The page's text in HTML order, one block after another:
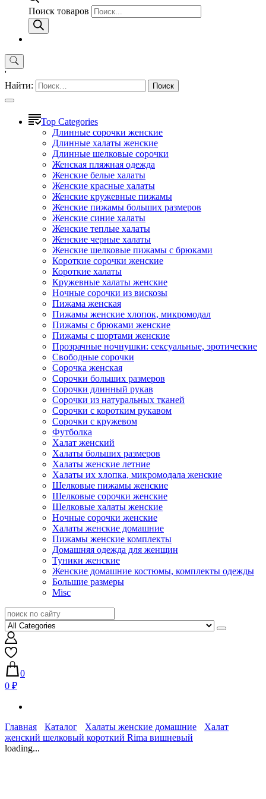
Поиск товаров
'
Найти:
Top Categories
Длинные сорочки женские
Длинные халаты женские
Длинные шелковые сорочки
Женская пляжная одежда
Женские белые халаты
Женские красные халаты
Женские кружевные пижамы
Женские пижамы больших размеров
Женские синие халаты
Женские теплые халаты
Женские черные халаты
Женские шелковые пижамы с брюками
Короткие сорочки женские
Короткие халаты
Кружевные халаты женские
Ночные сорочки из вискозы
Пижама женская
Пижамы женские хлопок, микромодал
Пижамы с брюками женские
Пижамы с шортами женские
Прозрачные ночнушки: сексуальные, эротические
Свободные сорочки
Сорочка женская
Сорочки больших размеров
Сорочки длинный рукав
Сорочки из натуральных тканей
Сорочки с коротким рукавом
Сорочки с кружевом
Футболка
Халат женский
Халаты больших размеров
Халаты женские летние
Халаты их хлопка, микромодала женские
Шелковые пижамы женские
Шелковые сорочки женские
Шелковые халаты женские
Ночные сорочки женские
Халаты женские домашние
Пижамы женские комплекты
Домашняя одежда для женщин
Туники женские
Женские домашние костюмы, комплекты одежды
Большие размеры
Misc
0
0 ₽
Главная Каталог Халаты женские домашние
Халат
женский шелковый короткий Rima вишневый
loading...